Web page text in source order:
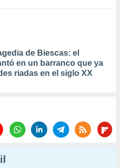
de Biescas: el
en un barranco que ya
riadas en el siglo XX